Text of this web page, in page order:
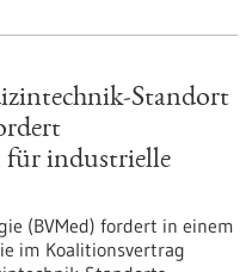
Standort
für industrielle
(BVMed) fordert in einem
im Koalitionsvertrag